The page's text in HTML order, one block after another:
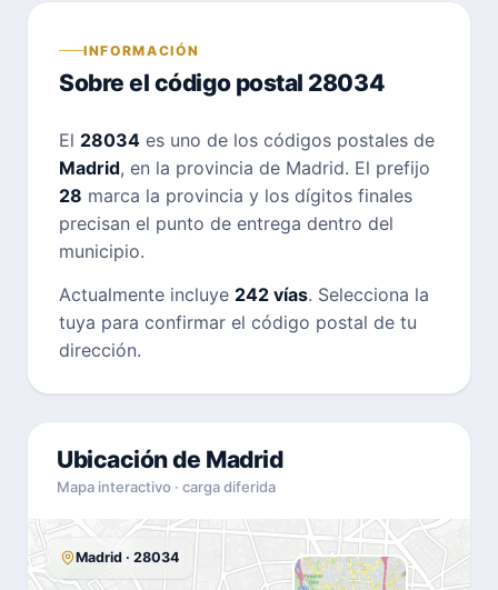
INFORMACIÓN
Sobre el código postal 28034
El 28034 es uno de los códigos postales de
Madrid, en la provincia de Madrid. El prefijo
28 marca la provincia y los dígitos finales
precisan el punto de entrega dentro del
municipio.
Actualmente incluye 242 vías. Selecciona la
tuya para confirmar el código postal de tu
dirección.
Ubicación de Madrid
Mapa interactivo · carga diferida
Madrid · 28034